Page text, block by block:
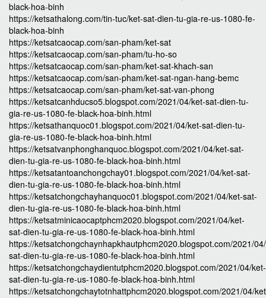
black-hoa-binh
https://ketsathalong.com/tin-tuc/ket-sat-dien-tu-gia-re-us-1080-fe-
black-hoa-binh
https://ketsatcaocap.com/san-pham/ket-sat
https://ketsatcaocap.com/san-pham/tu-ho-so
https://ketsatcaocap.com/san-pham/ket-sat-khach-san
https://ketsatcaocap.com/san-pham/ket-sat-ngan-hang-bemc
https://ketsatcaocap.com/san-pham/ket-sat-van-phong
https://ketsatcanhducso5.blogspot.com/2021/04/ket-sat-dien-tu-
gia-re-us-1080-fe-black-hoa-binh.html
https://ketsathanquoc01.blogspot.com/2021/04/ket-sat-dien-tu-
gia-re-us-1080-fe-black-hoa-binh.html
https://ketsatvanphonghanquoc.blogspot.com/2021/04/ket-sat-
dien-tu-gia-re-us-1080-fe-black-hoa-binh.html
https://ketsatantoanchongchay01.blogspot.com/2021/04/ket-sat-
dien-tu-gia-re-us-1080-fe-black-hoa-binh.html
https://ketsatchongchayhanquoc01.blogspot.com/2021/04/ket-sat-
dien-tu-gia-re-us-1080-fe-black-hoa-binh.html
https://ketsatminicaocaptphcm2020.blogspot.com/2021/04/ket-
sat-dien-tu-gia-re-us-1080-fe-black-hoa-binh.html
https://ketsatchongchaynhapkhautphcm2020.blogspot.com/2021/
sat-dien-tu-gia-re-us-1080-fe-black-hoa-binh.html
https://ketsatchongchaydientutphcm2020.blogspot.com/2021/04/ket-
sat-dien-tu-gia-re-us-1080-fe-black-hoa-binh.html
https://ketsatchongchaytotnhattphcm2020.blogspot.com/2021/04/